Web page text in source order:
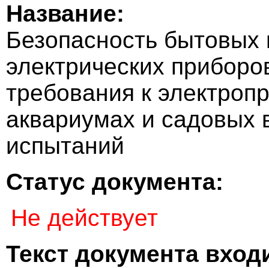
Название:
Безопасность бытовых
электрических
требования к
аквариумах и
испытаний
Статус документа:
Не действует
Текст документа